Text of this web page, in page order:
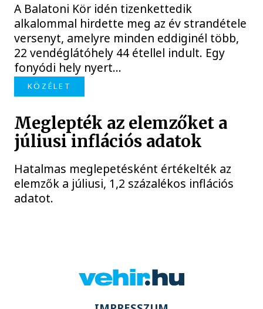
A Balatoni Kör idén tizenkettedik
alkalommal hirdette meg az év strandétele
versenyt, amelyre minden eddiginél több,
22 vendéglátóhely 44 étellel indult. Egy
fonyódi hely nyert...
KÖZÉLET
Meglepték az elemzőket a
júliusi inflációs adatok
Hatalmas meglepetésként értékelték az
elemzők a júliusi, 1,2 százalékos inflációs
adatot.